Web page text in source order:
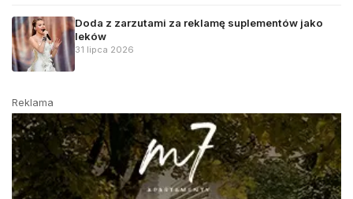
Doda z zarzutami za reklamę suplementów jako
leków
31 lipca 2026
Reklama